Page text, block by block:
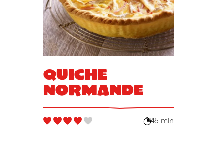
Quiche
Normande
45 min